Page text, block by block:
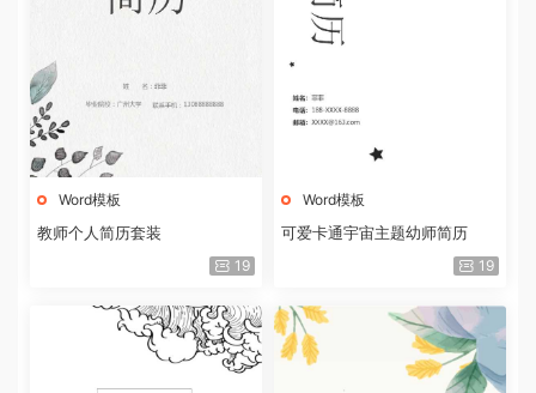
Word模板
教师个人简历套装
19
Word模板
可爱卡通宇宙主题幼师简历
19